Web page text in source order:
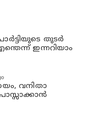
തുടര്‍
ഇന്നറിയാം
വനിതാ